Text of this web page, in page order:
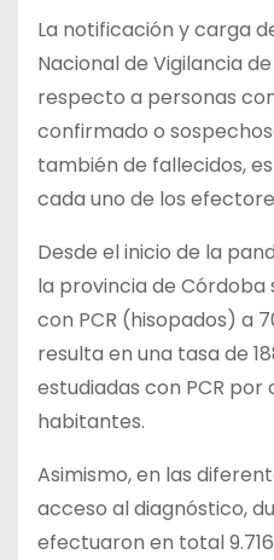
La notificación y carga
Nacional de Vigilancia de
respecto a personas
confirmado o
también de fallecidos,
cada uno de los
Desde el inicio de la
la provincia de
con PCR (hisopados) a
resulta en una tasa de
estudiadas con PCR por
habitantes.
Asimismo, en las
acceso al diagnóstico,
efectuaron en total